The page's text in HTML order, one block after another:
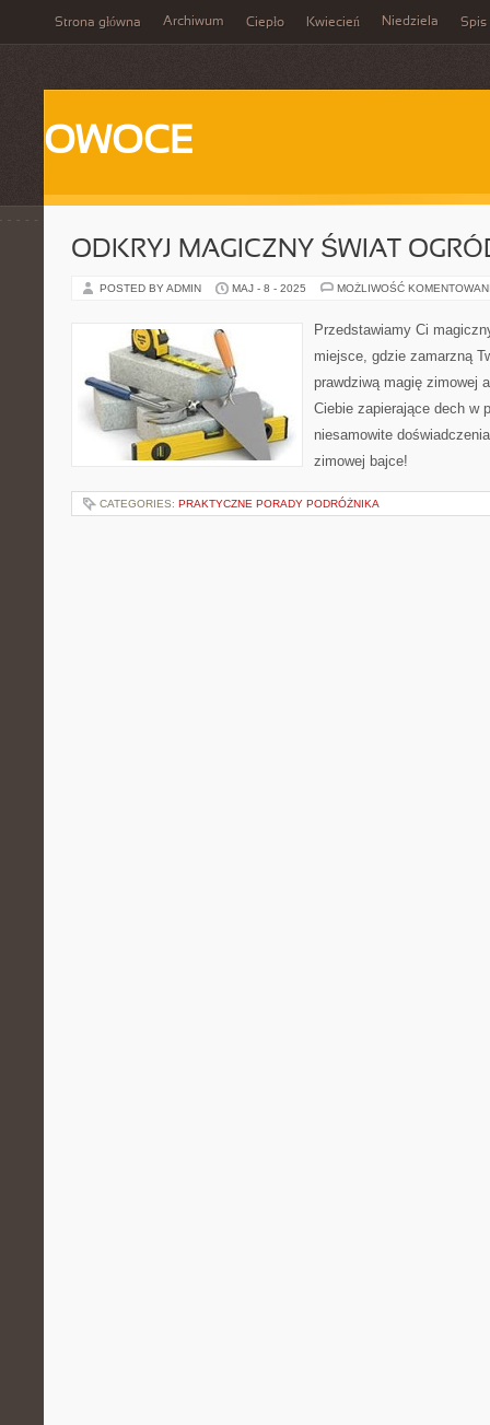
Strona główna Archiwum Ciepło Kwiecień Niedziela Spis
OWOCE
ODKRYJ MAGICZNY ŚWIAT
POSTED BY ADMIN MAJ - 8 - 2025 MOŻLIWOŚĆ
Przedstawiamy Ci
miejsce, gdzie zamarzną
prawdziwą magię zimowej
Ciebie zapierające dech w
niesamowite
zimowej bajce!
CATEGORIES: PRAKTYCZNE PORADY PODRÓŻNIKA